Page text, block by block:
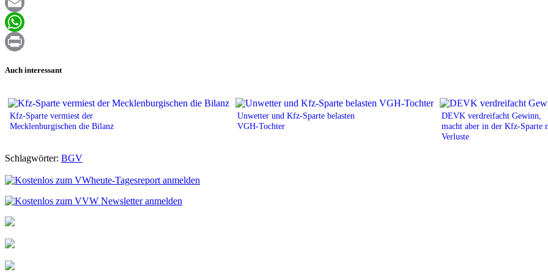
Facebook
Email
WhatsApp
Auch interessant
Kfz-Sparte vermiest der
Mecklenburgischen die Bilanz
Unwetter und Kfz-Sparte belasten
VGH-Tochter
DEVK verdreifacht Gewinn,
macht aber in der Kfz-Sparte
Verluste
Schlagwörter: BGV